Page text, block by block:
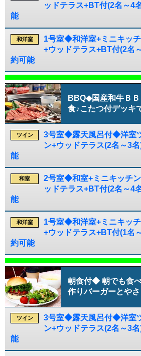
ッドテラス+BT付(2名～4
能
和洋室
1号室◆和洋室+ミニキッ
+ウッドテラス+BT付(2名
約可能
BBQ◆国産和牛Ｂ
食♪こたつ付デッキ
ツイン
3号室◆露天風呂付◆洋室
ン+ウッドテラス(2名～3
能
和室
2号室◆和室+ミニキッチ
ッドテラス+BT付(2名～4
能
和洋室
1号室◆和洋室+ミニキッ
+ウッドテラス+BT付(1名
約可能
朝食付◆ 朝でも食
作りバーガーとや
ツイン
3号室◆露天風呂付◆洋室
ン+ウッドテラス(2名～3
能